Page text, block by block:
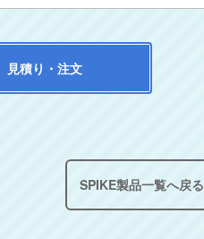
見積り・注文
SPIKE製品一覧へ戻る